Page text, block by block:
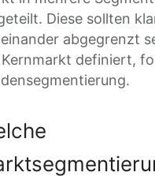
Diese sollten
abgegrenzt
definiert,